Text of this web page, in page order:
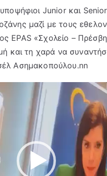
Junior και
μαζί με τους
EPAS «Σχολείο –
και τη χαρά να
Ασημακοπούλου.nn